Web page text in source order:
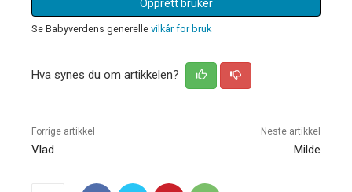
Opprett bruker
Se Babyverdens generelle vilkår for bruk
Hva synes du om artikkelen?
Forrige artikkel
Vlad
Neste artikkel
Milde